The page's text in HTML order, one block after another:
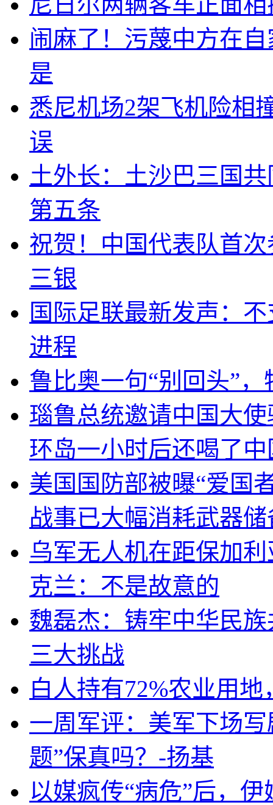
闹麻了！污蔑中方在
是
悉尼机场2架飞机险相
误
土外长：土沙巴三国
第五条
祝贺！中国代表队首
三银
国际足联最新发声：
进程
鲁比奥一句“别回头”
瑙鲁总统邀请中国大
环岛一小时后还喝了
美国国防部被曝“爱国
战事已大幅消耗武器储
乌军无人机在距保加
克兰：不是故意的
魏磊杰：铸牢中华民
三大挑战
白人持有72%农业用
一周军评：美军下场
题”保真吗？-扬基
以媒疯传“病危”后，